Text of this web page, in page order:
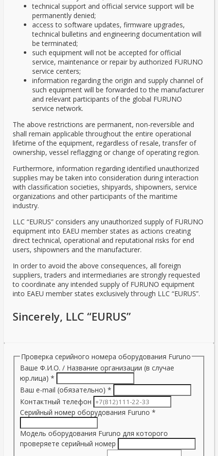
technical support and official service support will be
permanently denied;
access to software updates, firmware upgrades,
technical bulletins and engineering documentation will
be terminated;
such equipment will not be accepted for official
service, maintenance or repair by authorized FURUNO
service centers;
information regarding the origin and supply channel of
such equipment will be forwarded to the manufacturer
and relevant participants of the global FURUNO
service network.
The above restrictions are permanent, non-reversible and
shall remain applicable throughout the entire operational
lifetime of the equipment, regardless of resale, transfer of
ownership, vessel reflagging or change of operating region.
Furthermore, information regarding identified unauthorized
supplies may be taken into consideration during interaction
with classification societies, shipyards, shipowners, service
organizations and other participants of the maritime
industry.
LLC “EURUS” considers any unauthorized supply of FURUNO
equipment into EAEU member states as actions creating
direct technical, operational and reputational risks for end
users, shipowners and the manufacturer.
In order to avoid the above consequences, all foreign
suppliers, traders and intermediaries are strongly requested
to coordinate any intended supply of FURUNO equipment
into EAEU member states exclusively through LLC “EURUS”.
Sincerely, LLC “EURUS”
Проверка серийного номера оборудования Furuno
Ваше Ф.И.О. / Название организации (в случае
юр.лица) *
Ваш e-mail (обязательно) *
Контактный телефон
Серийный номер оборудования Furuno *
Модель оборудования Furuno для которого
проверяете серийный номер